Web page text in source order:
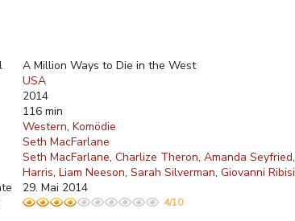
A Million Ways to Die in the West
USA
2014
116 min
Western Komödie
Seth MacFarlane
Seth MacFarlane Charlize Theron Amanda Seyfried
Harris Liam Neeson Sarah Silverman Giovanni Ribisi
29. Mai 2014
4/10